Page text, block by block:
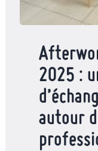
2025 :
autour